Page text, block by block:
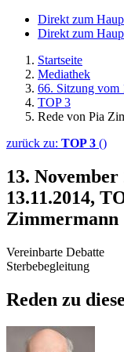
Direkt zum
Direkt zum
Startseite
Mediathek
66. Sitzung vom
TOP 3
Rede von Pia
zurück zu: TOP 3 ()
13. November
13.11.2014,
Zimmermann
Vereinbarte Debatte
Sterbebegleitung
Reden zu